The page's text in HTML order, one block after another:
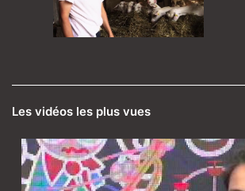
Les vidéos les plus vues